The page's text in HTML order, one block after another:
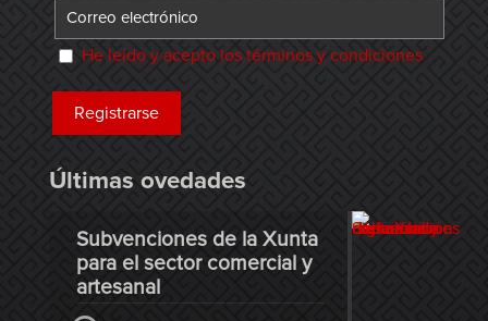
He leído y acepto los términos y condiciones
Últimas ovedades
Subvenciones de la Xunta
para el sector comercial y
artesanal